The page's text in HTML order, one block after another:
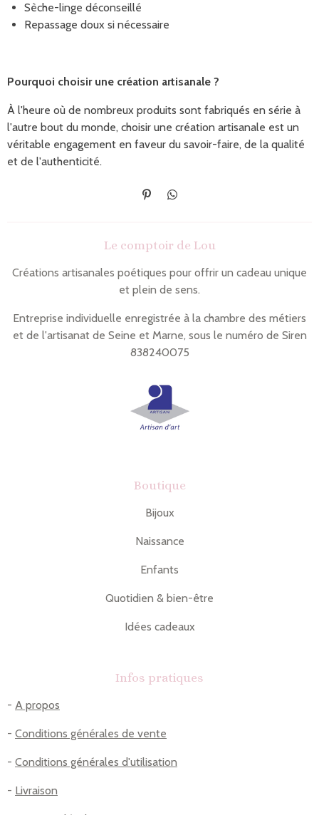
Sèche-linge déconseillé
Repassage doux si nécessaire
Pourquoi choisir une création artisanale ?
À l'heure où de nombreux produits sont fabriqués en série à
l'autre bout du monde, choisir une création artisanale est un
véritable engagement en faveur du savoir-faire, de la qualité
et de l'authenticité.
É
g
l
r
P
a
r
Le comptoir de Lou
Créations artisanales poétiques pour offrir un cadeau unique
et plein de sens.
Entreprise individuelle enregistrée à la chambre des métiers
et de l'artisanat de Seine et Marne, sous le numéro de Siren
838240075
Boutique
Bijoux
Naissance
Enfants
Quotidien & bien-être
Idées cadeaux
Infos pratiques
- A propos
- Conditions générales de vente
- Conditions générales d'utilisation
- Livraison